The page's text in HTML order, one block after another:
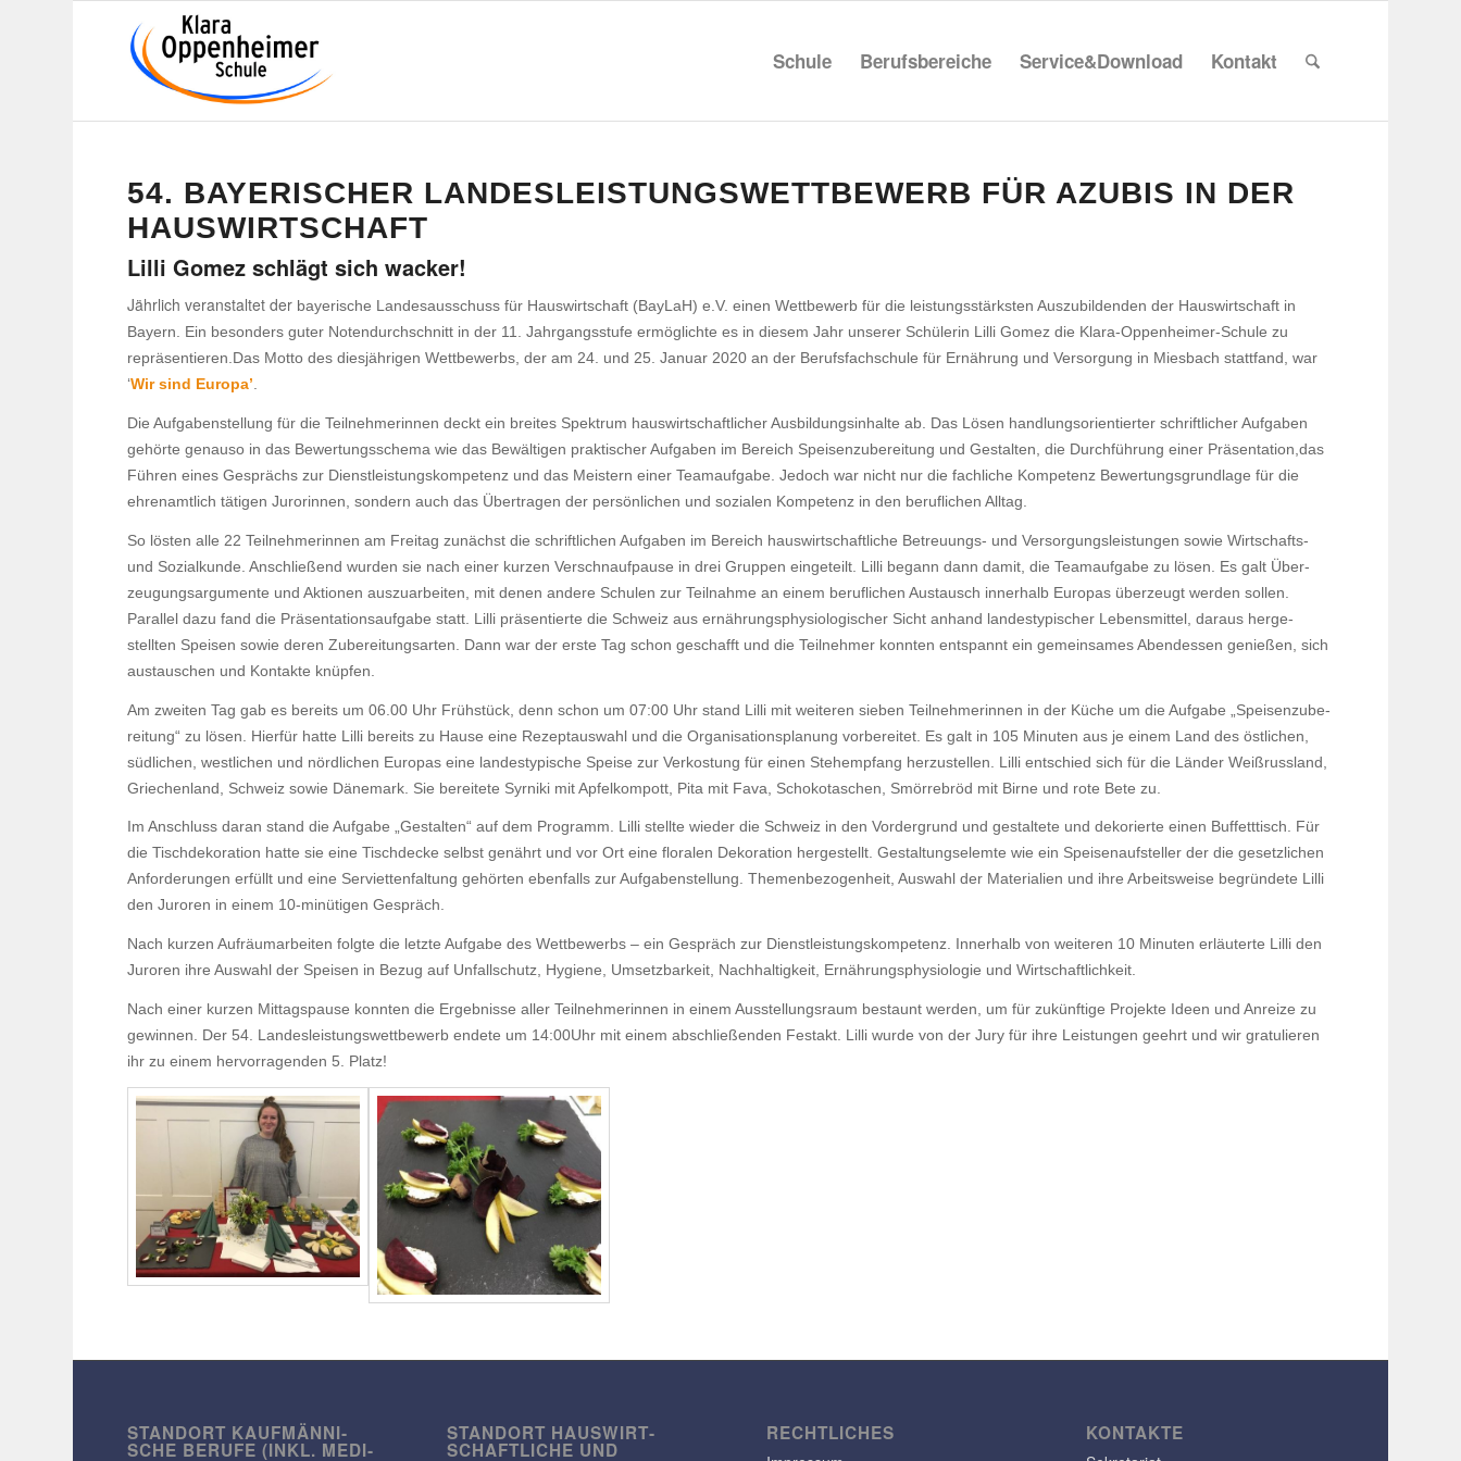
Schule Berufs­be­reiche Service&Download Kontakt
54. BAYE­RI­SCHER LANDES­LEIS­TUNGS­WETT­BE­WERB FÜR AZUBIS IN DER
HAUSWIRTSCHAFT
Lilli Gomez schlägt sich wacker!
Jähr­lich veran­staltet der baye­ri­sche Landes­aus­schuss für Haus­wirt­schaft (BayLaH) e.V. einen Wett­be­werb für die leis­tungs­stärksten Auszu­bil­denden der Haus­wirt­schaft in
Bayern. Ein beson­ders guter Noten­durch­schnitt in der 11. Jahr­gangs­stufe ermög­lichte es in diesem Jahr unserer Schü­lerin Lilli Gomez die Klara-Oppen­heimer-Schule zu
repräsentieren.Das Motto des dies­jäh­rigen Wett­be­werbs, der am 24. und 25. Januar 2020 an der Berufs­fach­schule für Ernäh­rung und Versor­gung in Mies­bach statt­fand, war
‘Wir sind Europa’
Die Aufga­ben­stel­lung für die Teil­neh­me­rinnen deckt ein breites Spek­trum haus­wirt­schaft­li­cher Ausbil­dungs­in­halte ab. Das Lösen hand­lungs­ori­en­tierter schrift­li­cher Aufgaben
gehörte genauso in das Bewer­tungs­schema wie das Bewäl­tigen prak­ti­scher Aufgaben im Bereich Spei­sen­zu­be­rei­tung und Gestalten, die Durch­füh­rung einer Präsentation,das
Führen eines Gesprächs zur Dienst­leis­tungs­kom­pe­tenz und das Meis­tern einer Team­auf­gabe.Jedoch war nicht nur die fach­liche Kompe­tenz Bewer­tungs­grund­lage für die
ehren­amt­lich tätigen Juro­rinnen, sondern auch das Über­tragen der persön­li­chen und sozialen Kompe­tenz in den beruf­li­chen Alltag.
So lösten alle 22 Teil­neh­me­rinnen am Freitag zunächst die schrift­li­chen Aufgaben im Bereich haus­wirt­schaft­liche Betreu­ungs- und Versor­gungs­leis­tungen sowie Wirt­schafts-
und Sozi­al­kunde. Anschlie­ßend wurden sie nach einer kurzen Verschnauf­pause in drei Gruppen einge­teilt. Lilli begann dann damit, die Team­auf­gabe zu lösen. Es galt Über­
zeu­gungs­ar­gu­mente und Aktionen auszu­ar­beiten, mit denen andere Schulen zur Teil­nahme an einem beruf­li­chen Austausch inner­halb Europas über­zeugt werden sollen.
Parallel dazu fand die Präsen­ta­ti­ons­auf­gabe statt. Lilli präsen­tierte die Schweiz aus ernäh­rungs­phy­sio­lo­gi­scher Sicht anhand landes­ty­pi­scher Lebens­mittel, daraus herge­
stellten Speisen sowie deren Zube­rei­tungs­arten. Dann war der erste Tag schon geschafft und die Teil­nehmer konnten entspannt ein gemein­sames Abend­essen genießen, sich
austau­schen und Kontakte knüpfen.
Am zweiten Tag gab es bereits um 06.00 Uhr Früh­stück, denn schon um 07:00 Uhr stand Lilli mit weiteren sieben Teil­neh­me­rinnen in der Küche um die Aufgabe „Spei­sen­zu­be­
rei­tung“ zu lösen. Hierfür hatte Lilli bereits zu Hause eine Rezept­aus­wahl und die Orga­ni­sa­ti­ons­pla­nung vorbe­reitet. Es galt in 105 Minuten aus je einem Land des östli­chen,
südli­chen, west­li­chen und nörd­li­chen Europas eine landes­ty­pi­sche Speise zur Verkos­tung für einen Steh­emp­fang herzu­stellen. Lilli entschied sich für die Länder Weiß­russ­land,
Grie­chen­land, Schweiz sowie Däne­mark. Sie berei­tete Syrniki mit Apfel­kom­pott, Pita mit Fava, Scho­ko­ta­schen, Smör­re­bröd mit Birne und rote Bete zu.
Im Anschluss daran stand die Aufgabe „Gestalten“ auf dem Programm. Lilli stellte wieder die Schweiz in den Vorder­grund und gestal­tete und deko­rierte einen Buffett­tisch. Für
die Tisch­de­ko­ra­tion hatte sie eine Tisch­decke selbst genährt und vor Ort eine floralen Deko­ra­tion herge­stellt. Gestal­tungs­elemte wie ein Spei­sen­auf­steller der die gesetz­li­chen
Anfor­de­rungen erfüllt und eine Servi­et­ten­fal­tung gehörten eben­falls zur Aufga­ben­stel­lung. Themen­be­zo­gen­heit, Auswahl der Mate­ria­lien und ihre Arbeits­weise begrün­dete Lilli
den Juroren in einem 10-minü­tigen Gespräch.
Nach kurzen Aufräum­ar­beiten folgte die letzte Aufgabe des Wett­be­werbs – ein Gespräch zur Dienst­leis­tungs­kom­pe­tenz. Inner­halb von weiteren 10 Minuten erläu­terte Lilli den
Juroren ihre Auswahl der Speisen in Bezug auf Unfall­schutz, Hygiene, Umsetz­bar­keit, Nach­hal­tig­keit, Ernäh­rungs­phy­sio­logie und Wirtschaftlichkeit.
Nach einer kurzen Mittags­pause konnten die Ergeb­nisse aller Teil­neh­me­rinnen in einem Ausstel­lungs­raum bestaunt werden, um für zukünf­tige Projekte Ideen und Anreize zu
gewinnen. Der 54. Landes­leis­tungs­wett­be­werb endete um 14:00Uhr mit einem abschlie­ßenden Festakt. Lilli wurde von der Jury für ihre Leis­tungen geehrt und wir gratu­lieren
ihr zu einem hervor­ra­genden 5. Platz!
STANDORT KAUF­MÄN­NI­
SCHE BERUFE (INKL. MEDI­
STANDORT HAUS­WIRT­
SCHAFT­LICHE UND
RECHT­LI­CHES KONTAKTE